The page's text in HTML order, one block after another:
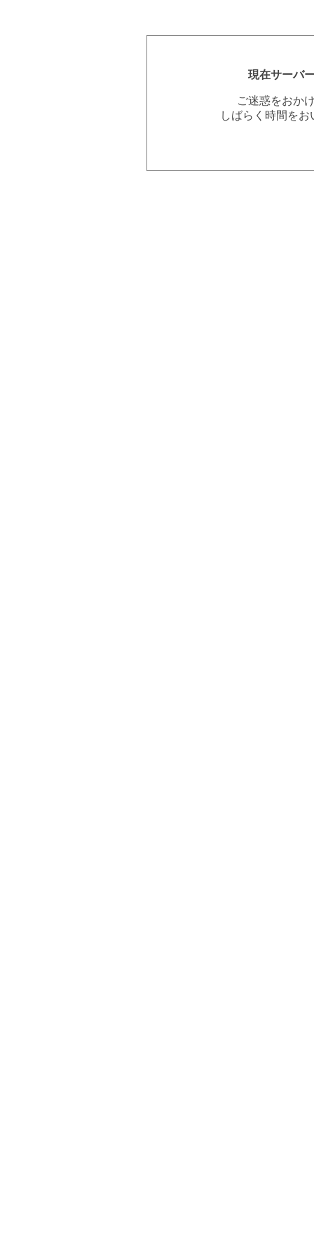
現在サーバ
ご迷惑をおか
しばらく時間を